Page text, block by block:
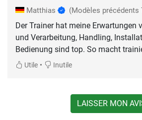
Matthias (Modèles précédents
Der Trainer hat meine Erwartungen
und Verarbeitung, Handling,
Bedienung sind top. So macht
Utile • Inutile
LAISSER MON